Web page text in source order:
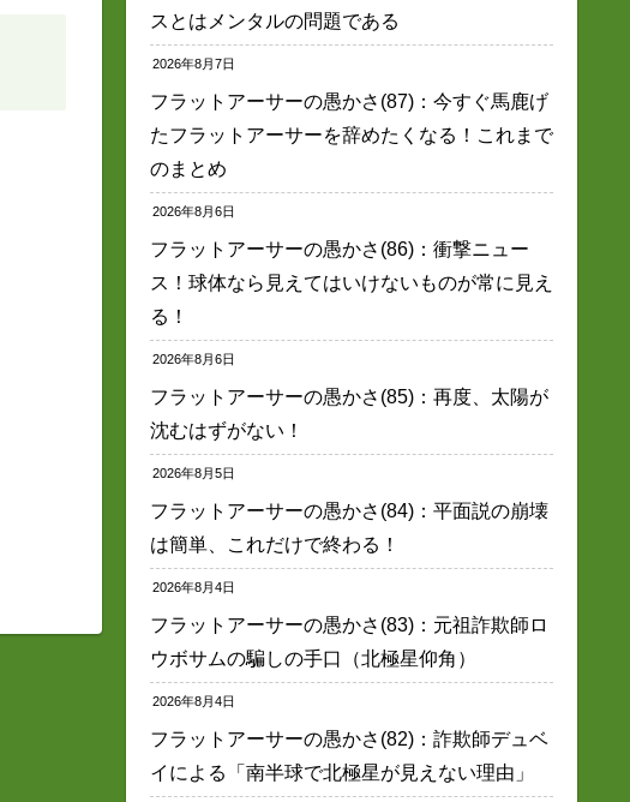
スとはメンタルの問題である
2026年8月7日
フラットアーサーの愚かさ(87)：今すぐ馬鹿げ
たフラットアーサーを辞めたくなる！これまで
のまとめ
2026年8月6日
フラットアーサーの愚かさ(86)：衝撃ニュー
ス！球体なら見えてはいけないものが常に見え
る！
2026年8月6日
フラットアーサーの愚かさ(85)：再度、太陽が
沈むはずがない！
2026年8月5日
フラットアーサーの愚かさ(84)：平面説の崩壊
は簡単、これだけで終わる！
2026年8月4日
フラットアーサーの愚かさ(83)：元祖詐欺師ロ
ウボサムの騙しの手口（北極星仰角）
2026年8月4日
フラットアーサーの愚かさ(82)：詐欺師デュベ
イによる「南半球で北極星が見えない理由」